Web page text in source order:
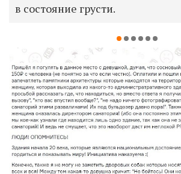
в состояние грусти.